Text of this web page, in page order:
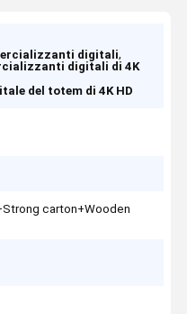
digitali,
digitali di 4K
del totem di 4K HD
carton+Wooden